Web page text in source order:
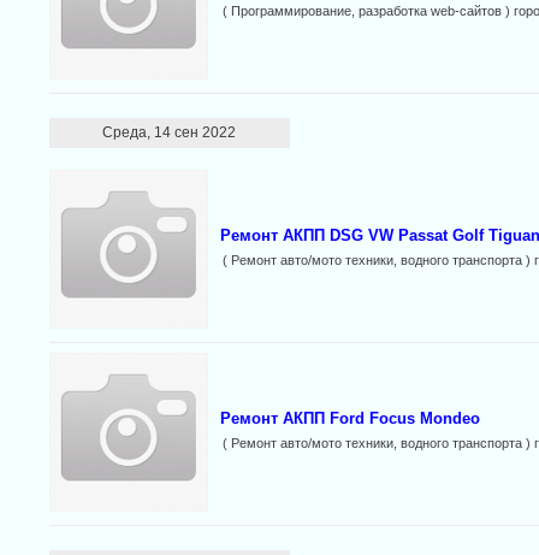
( Программирование, разработка web-сайтов )
Среда, 14 сен 2022
Ремонт АКПП DSG VW Passat Golf Tiguan
( Ремонт авто/мото техники, водного транспорта )
Ремонт АКПП Ford Focus Mondeo
( Ремонт авто/мото техники, водного транспорта )